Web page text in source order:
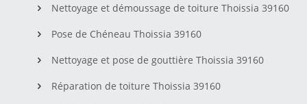
Nettoyage et démoussage de toiture Thoissia 39160
Pose de Chéneau Thoissia 39160
Nettoyage et pose de gouttière Thoissia 39160
Réparation de toiture Thoissia 39160